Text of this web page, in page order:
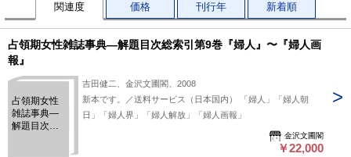
関連度 価格 刊行年 新着順
占領期女性雑誌事典—解題目次総索引第9巻『婦人』〜『婦人画
報』
占領期女性
雑誌事典—
解題目次総
吉田健二、金沢文圃閣、2008
新本です。／送料サービス（日本国内） 「婦人」「婦人朝
日」「婦人界」「婦人解放」「婦人画報」
金沢文圃閣
￥22,000